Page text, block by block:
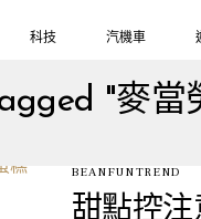
科技 汽機車
"麥當
BEANFUNTREND
甜點控